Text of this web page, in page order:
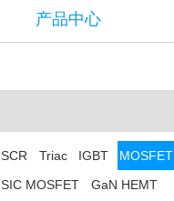
产品中心
SCR Triac IGBT MOSFET
SIC MOSFET
GaN HEMT